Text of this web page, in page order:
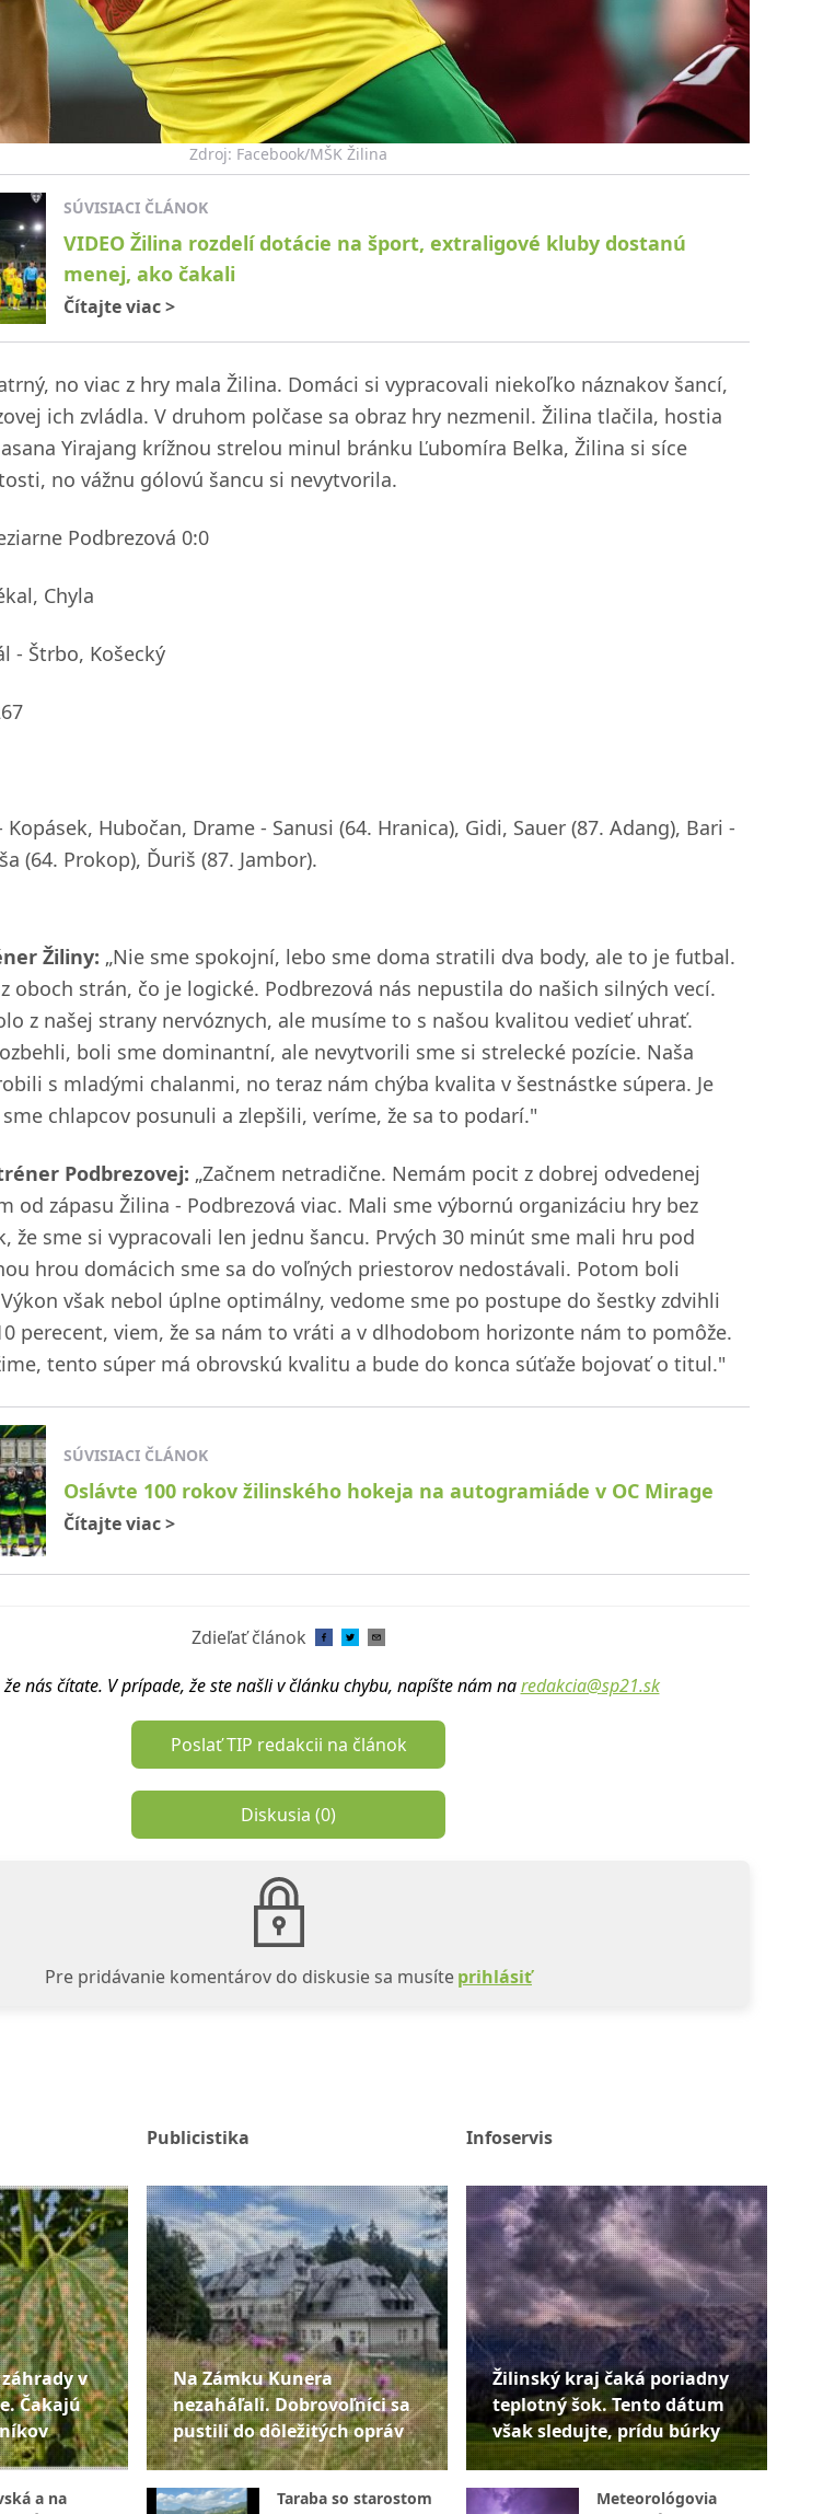
Zdroj: Facebook/MŠK Žilina
SÚVISIACI ČLÁNOK
VIDEO Žilina rozdelí dotácie na šport, extraligové kluby dostanú
menej, ako čakali
Čítajte viac>
no viac z hry mala Žilina. Domáci si vypracovali niekoľko náznakov šancí,
ich zvládla. V druhom polčase sa obraz hry nezmenil. Žilina tlačila, hostia
Yirajang krížnou strelou minul bránku Ľubomíra Belka, Žilina si síce
no vážnu gólovú šancu si nevytvorila.
Podbrezová 0:0
Chyla
- Štrbo, Košecký
Kopásek, Hubočan, Drame - Sanusi (64. Hranica), Gidi, Sauer (87. Adang), Bari -
(64. Prokop), Ďuriš (87. Jambor).
Žiliny: „Nie sme spokojní, lebo sme doma stratili dva body, ale to je futbal.
oboch strán, čo je logické. Podbrezová nás nepustila do našich silných vecí.
z našej strany nervóznych, ale musíme to s našou kvalitou vedieť uhrať.
boli sme dominantní, ale nevytvorili sme si strelecké pozície. Naša
s mladými chalanmi, no teraz nám chýba kvalita v šestnástke súpera. Je
chlapcov posunuli a zlepšili, veríme, že sa to podarí."
Podbrezovej: „Začnem netradične. Nemám pocit z dobrej odvedenej
od zápasu Žilina - Podbrezová viac. Mali sme výbornú organizáciu hry bez
že sme si vypracovali len jednu šancu. Prvých 30 minút sme mali hru pod
hrou domácich sme sa do voľných priestorov nedostávali. Potom boli
však nebol úplne optimálny, vedome sme po postupe do šestky zdvihli
perecent, viem, že sa nám to vráti a v dlhodobom horizonte nám to pomôže.
tento súper má obrovskú kvalitu a bude do konca súťaže bojovať o titul."
SÚVISIACI ČLÁNOK
Oslávte 100 rokov žilinského hokeja na autogramiáde v OC Mirage
Čítajte viac>
Zdieľať článok
nás čítate. V prípade, že ste našli v článku chybu, napíšte nám na redakcia@sp21.sk
Poslať TIP redakcii na článok
Diskusia (0)
Pre pridávanie komentárov do diskusie sa musíteprihlásiť
v
Čakajú
a na
Publicistika
Na Zámku Kunera
nezaháľali. Dobrovoľníci sa
pustili do dôležitých opráv
Taraba so starostom
Infoservis
Žilinský kraj čaká poriadny
teplotný šok. Tento dátum
však sledujte, prídu búrky
Meteorológovia